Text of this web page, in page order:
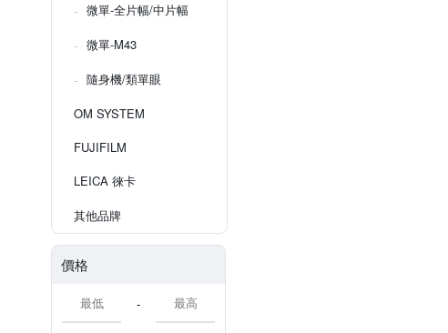
微單-全片幅/中片幅
微單-M43
隨身機/類單眼
OM SYSTEM
FUJIFILM
LEICA 徠卡
其他品牌
價格
-